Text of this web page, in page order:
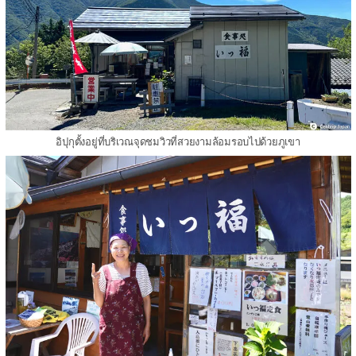
อิปุกุตั้งอยู่ที่บริเวณจุดชมวิวที่สวยงามล้อมรอบไปด้วยภูเขา